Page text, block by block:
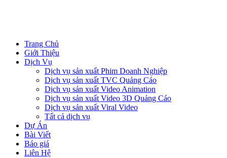
Trang Chủ
Giới Thiệu
Dịch Vụ
Dịch vụ sản xuất Phim Doanh Nghiệp
Dịch vụ sản xuất TVC Quảng Cáo
Dịch vụ sản xuất Video Animation
Dịch vụ sản xuất Video 3D Quảng Cáo
Dịch vụ sản xuất Viral Video
Tất cả dịch vụ
Dự Án
Bài Viết
Báo giá
Liên Hệ